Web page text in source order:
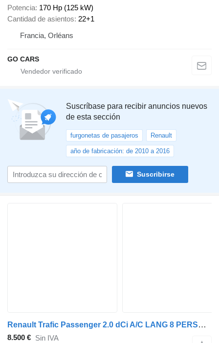
Potencia 170 Hp (125 kW)
Cantidad de asientos 22+1
Francia, Orléans
GO CARS
Suscríbase para recibir anuncios nuevos
de esta sección
furgonetas de pasajeros Renault
año de fabricación: de 2010 a 2016
Suscribirse
Renault Trafic Passenger 2.0 dCi A/C LANG 8 PERSOONS
8.500 € Sin IVA